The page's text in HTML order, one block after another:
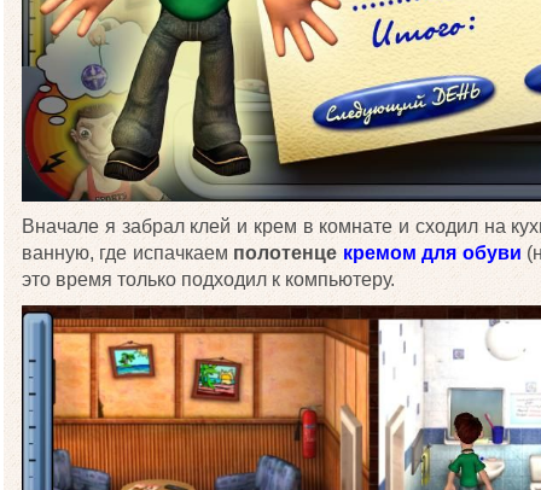
Вначале я забрал клей и крем в комнате и сходил на
ванную, где испачкаем полотенце кремом для обуви
это время только подходил к компьютеру.